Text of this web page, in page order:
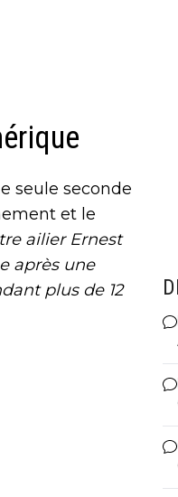
seule seconde
et le
ailier Ernest
après une
plus de 12